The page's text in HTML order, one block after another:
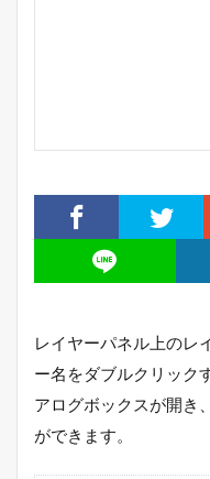
レイヤーパネル上のレ
ー名をダブルクリック
アログボックスが開き
ができます。